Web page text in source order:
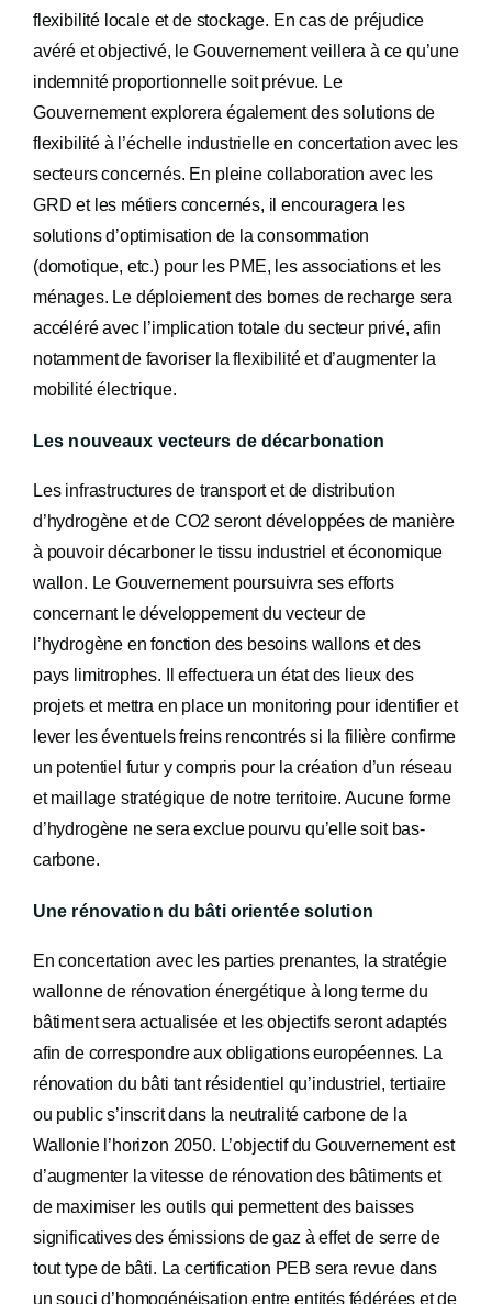
flexibilité locale et de stockage. En cas de préjudice
avéré et objectivé, le Gouvernement veillera à ce qu’une
indemnité proportionnelle soit prévue. Le
Gouvernement explorera également des solutions de
flexibilité à l’échelle industrielle en concertation avec les
secteurs concernés. En pleine collaboration avec les
GRD et les métiers concernés, il encouragera les
solutions d’optimisation de la consommation
(domotique, etc.) pour les PME, les associations et les
ménages. Le déploiement des bornes de recharge sera
accéléré avec l’implication totale du secteur privé, afin
notamment de favoriser la flexibilité et d’augmenter la
mobilité électrique.
Les nouveaux vecteurs de décarbonation
Les infrastructures de transport et de distribution
d’hydrogène et de CO2 seront développées de manière
à pouvoir décarboner le tissu industriel et économique
wallon. Le Gouvernement poursuivra ses efforts
concernant le développement du vecteur de
l’hydrogène en fonction des besoins wallons et des
pays limitrophes. Il effectuera un état des lieux des
projets et mettra en place un monitoring pour identifier et
lever les éventuels freins rencontrés si la filière confirme
un potentiel futur y compris pour la création d’un réseau
et maillage stratégique de notre territoire. Aucune forme
d’hydrogène ne sera exclue pourvu qu’elle soit bas-
carbone.
Une rénovation du bâti orientée solution
En concertation avec les parties prenantes, la stratégie
wallonne de rénovation énergétique à long terme du
bâtiment sera actualisée et les objectifs seront adaptés
afin de correspondre aux obligations européennes. La
rénovation du bâti tant résidentiel qu’industriel, tertiaire
ou public s’inscrit dans la neutralité carbone de la
Wallonie l’horizon 2050. L’objectif du Gouvernement est
d’augmenter la vitesse de rénovation des bâtiments et
de maximiser les outils qui permettent des baisses
significatives des émissions de gaz à effet de serre de
tout type de bâti. La certification PEB sera revue dans
un souci d’homogénéisation entre entités fédérées et de